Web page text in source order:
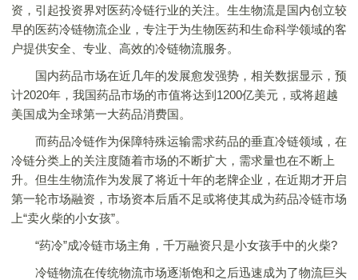
资，引起投资界对医药冷链行业的关注。生生物流是国内创立较
早的医药冷链物流企业，专注于为生物医药和生命科学领域的客
户提供安全、专业、高效的冷链物流服务。
国内药品市场在近几年的发展愈发强势，相关数据显示，预
计2020年，我国药品市场的市值将达到1200亿美元，或将超越
美国成为全球第一大药品消费国。
而药品冷链作为保障特殊运输需求药品的垂直冷链领域，在
冷链分类上的关注度随着市场的不断扩大，需求量也在不断上
升。但生生物流作为发展了将近十年的老牌企业，在近期才开启
第一轮市场融资，市场资本后盾不足或将使其成为药品冷链市场
上“卖火柴的小女孩”。
“药冷”成冷链市场主角，千万融资只是小女孩手中的火柴?
冷链物流在传统物流市场逐渐饱和之后迅速成为了物流巨头